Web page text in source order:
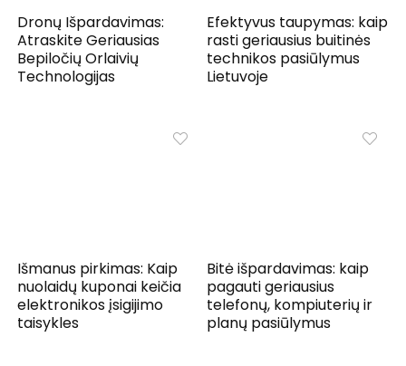
Dronų Išpardavimas:
Atraskite Geriausias
Bepiločių Orlaivių
Technologijas
Efektyvus taupymas: kaip
rasti geriausius buitinės
technikos pasiūlymus
Lietuvoje
Išmanus pirkimas: Kaip
nuolaidų kuponai keičia
elektronikos įsigijimo
taisykles
Bitė išpardavimas: kaip
pagauti geriausius
telefonų, kompiuterių ir
planų pasiūlymus